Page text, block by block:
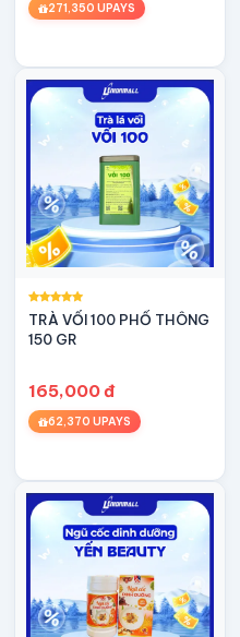
271,350 UPAYS
TRÀ VỐI 100 PHỔ THÔNG
150 GR
165,000 đ
62,370 UPAYS